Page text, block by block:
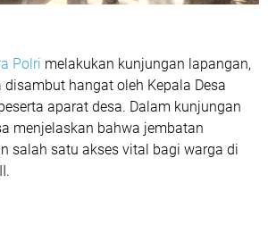
Polri melakukan kunjungan lapangan,
disambut hangat oleh Kepala Desa
aparat desa. Dalam kunjungan
menjelaskan bahwa jembatan
salah satu akses vital bagi warga di